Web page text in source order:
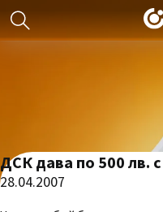
ДСК дава по 500 лв.
28.04.2007